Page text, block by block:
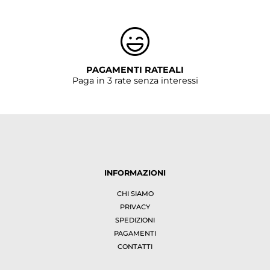
PAGAMENTI RATEALI
Paga in 3 rate senza interessi
INFORMAZIONI
CHI SIAMO
PRIVACY
SPEDIZIONI
PAGAMENTI
CONTATTI